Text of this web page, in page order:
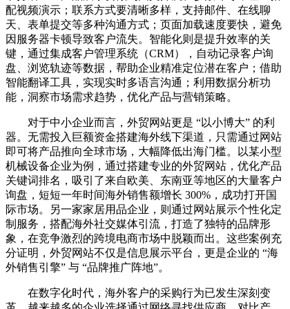
配视频演示；联系方式要清晰多样，支持邮件、在线聊
天、表单提交等多种沟通方式；页面加载速度要快，避免
因服务器卡顿导致客户流失。智能化则是提升效率的关
键，通过集成客户管理系统（CRM），自动记录客户询
盘、浏览轨迹等数据，帮助企业精准定位潜在客户；借助
智能翻译工具，实现实时多语言沟通；利用数据分析功
能，洞察市场需求趋势，优化产品与营销策略。
对于中小企业而言，外贸网站更是 “以小博大” 的利
器。无需投入巨额资金搭建海外线下渠道，只需通过网站
即可将产品推向全球市场，大幅降低出海门槛。以某小型
机械设备企业为例，通过搭建专业的外贸网站，优化产品
关键词排名，吸引了来自欧美、东南亚等地区的大量客户
询盘，短短一年时间海外销售额增长 300%，成功打开国
际市场。另一家家居用品企业，则通过网站展示个性化定
制服务，搭配海外社交媒体引流，打造了独特的品牌形
象，在竞争激烈的跨境电商市场中脱颖而出。这些案例充
分证明，外贸网站不仅是信息展示平台，更是企业的 “海
外销售引擎” 与 “品牌推广阵地”。
在数字化时代，海外客户的采购行为已发生深刻变